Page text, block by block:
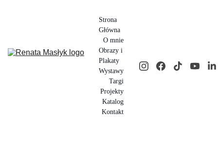
Strona
Główna
O mnie
Obrazy i
Plakaty
Wystawy
Targi
Projekty
Katalog
Kontakt